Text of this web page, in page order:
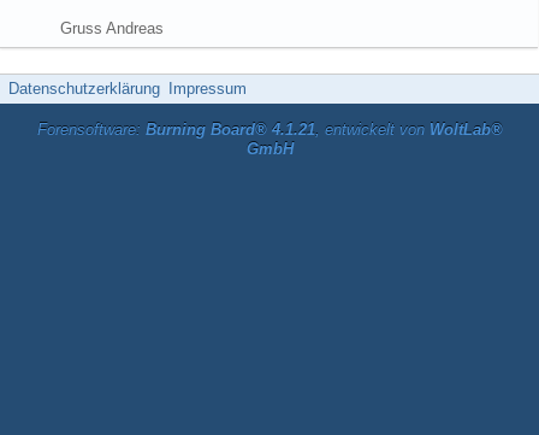
Gruss Andreas
Datenschutzerklärung Impressum
Forensoftware: Burning Board® 4.1.21, entwickelt von WoltLab®
GmbH